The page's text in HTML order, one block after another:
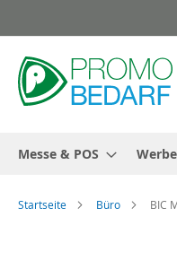
Inhalt
springen
Messe & POS
Startseite Büro BIC